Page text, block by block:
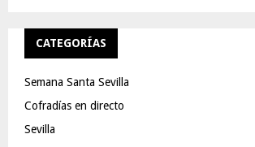
CATEGORÍAS
Semana Santa Sevilla
Cofradías en directo
Sevilla